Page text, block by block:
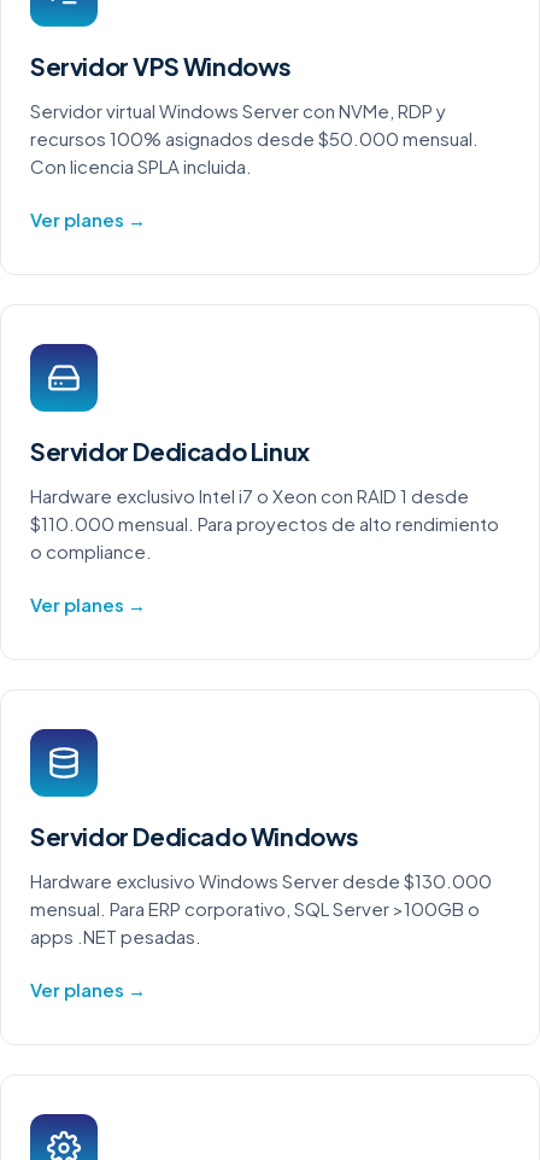
Servidor VPS Windows
Servidor virtual Windows Server con NVMe, RDP y
recursos 100% asignados desde $50.000 mensual.
Con licencia SPLA incluida.
Ver planes →
Servidor Dedicado Linux
Hardware exclusivo Intel i7 o Xeon con RAID 1 desde
$110.000 mensual. Para proyectos de alto rendimiento
o compliance.
Ver planes →
Servidor Dedicado Windows
Hardware exclusivo Windows Server desde $130.000
mensual. Para ERP corporativo, SQL Server >100GB o
apps .NET pesadas.
Ver planes →